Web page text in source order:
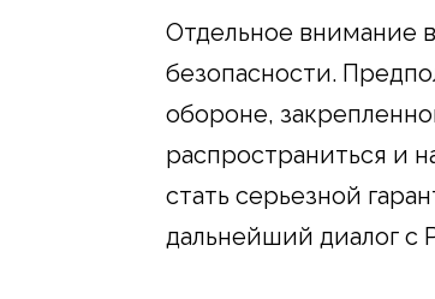
Отдельное внимание
безопасности.
обороне,
распространиться и
стать серьезной
дальнейший диалог с